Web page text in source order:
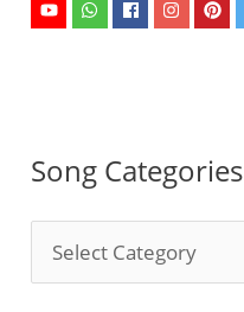
Song Categories
o